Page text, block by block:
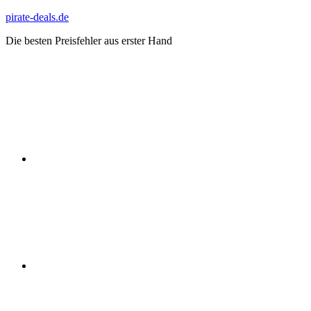
Zum
springen
pirate-deals.de
Die besten Preisfehler aus erster Hand